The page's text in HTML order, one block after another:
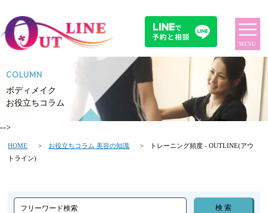
COLUMN
ボディメイク
お役立ちコラム
-->
MENU
HOME > お役立ちコラム 美容の知識
> トレーニング頻度 - OUTLINE(アウ
トライン)